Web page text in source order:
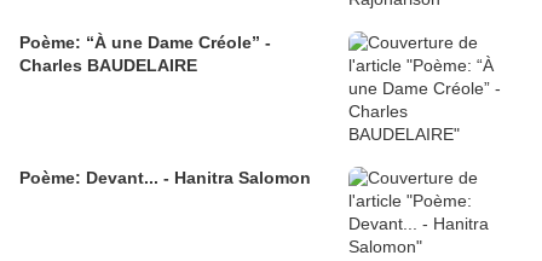
Poème: “À une Dame Créole” -
Charles BAUDELAIRE
Poème: Devant... - Hanitra Salomon